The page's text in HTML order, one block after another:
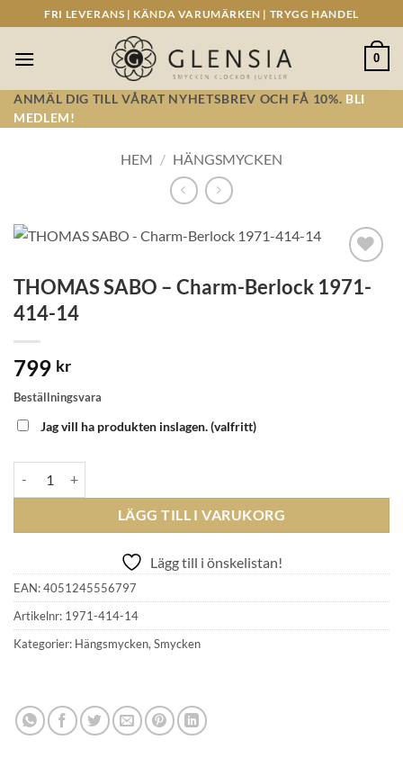
to
content
FRI LEVERANS | KÄNDA VARUMÄRKEN | TRYGG HANDEL
0
ANMÄL DIG TILL VÅRAT NYHETSBREV OCH FÅ 10%. BLI
MEDLEM!
HEM / HÄNGSMYCKEN
Lägg till i
önskelistan!
THOMAS SABO – Charm-Berlock 1971-
414-14
799 kr
Beställningsvara
Jag vill ha produkten inslagen.(valfritt)
LÄGG TILL I VARUKORG
Lägg till i önskelistan!
EAN:4051245556797
Artikelnr: 1971-414-14
Kategorier: Hängsmycken,Smycken